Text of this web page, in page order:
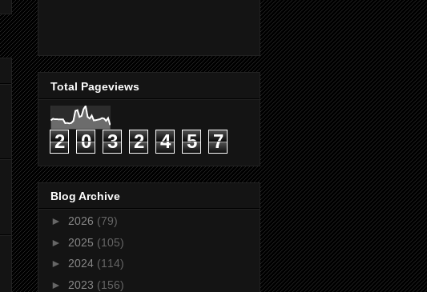
Total Pageviews
2 0 3 2 4 5 7
Blog Archive
► 2026 (79)
► 2025 (105)
► 2024 (114)
► 2023 (156)